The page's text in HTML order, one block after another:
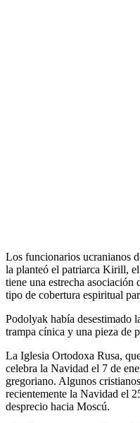
Los funcionarios ucranianos
la planteó el patriarca Kirill,
tiene una estrecha
tipo de cobertura espiritual
Podolyak había desestimado
trampa cínica y una pieza de
La Iglesia Ortodoxa Rusa,
celebra la Navidad el 7 de
gregoriano. Algunos
recientemente la Navidad el
desprecio hacia Moscú.